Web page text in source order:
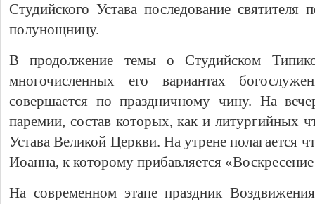
Студийского Устава последование святителя
полунощницу.
В продолжение темы о Студийском
многочисленных его вариантах
совершается по праздничному чину. На
паремии, состав которых, как и литургийных
Устава Великой Церкви. На утрене полагается
Иоанна, к которому прибавляется
На современном этапе праздник